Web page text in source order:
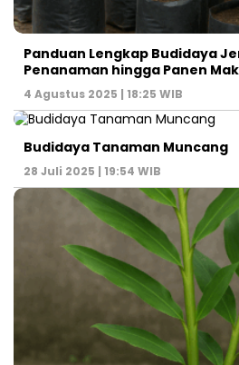
Panduan Lengkap Budidaya
Penanaman hingga Panen
4 Agustus 2025 | 18:25 WIB
Budidaya Tanaman Muncang
28 Juli 2025 | 19:54 WIB